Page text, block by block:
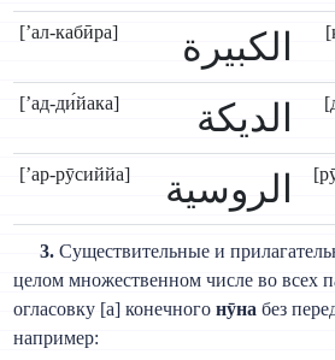
[’ал-кабӣра] الكبيرة
[’ад-ди́йака] الديكة
[’ар-рӯсиййа] الروسية
3.Существительные и
целом множественном числе во всех
огласовку [а] конечногонӯна без
например: